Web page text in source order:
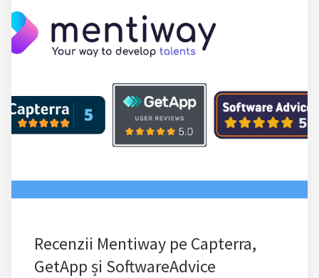
Recenzii Mentiway pe Capterra,
GetApp și SoftwareAdvice